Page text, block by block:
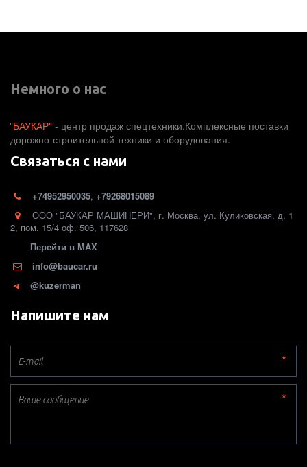
Немного о нас
"БАУКАР" - центр продаж спецтехники.Комплексные поставки
дорожно-строительной техники и оборудования.
Связаться с нами
+74952950035, +79268015089
ООО "БАУКАР МАШИНЕРИ", г. Москва, ул. Куликовская, д. 1
2, пом. 15/4 оф. 506, 117628
Перейти в MAX
info@baucar.ru
@kuzerman
Напишите нам
*
*